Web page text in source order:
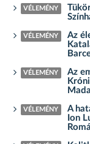
VÉLEMÉNY
VÉLEMÉNY
Az
VÉLEMÉNY
Az
VÉLEMÉNY
A
Ion